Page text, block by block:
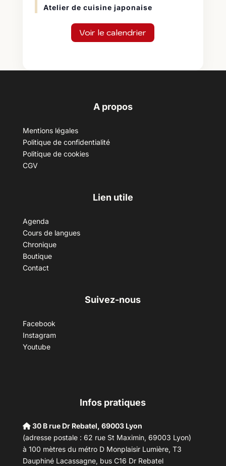
Atelier de cuisine japonaise
Voir le calendrier
A propos
Mentions légales
Politique de confidentialité
Politique de cookies
CGV
Lien utile
Agenda
Cours de langues
Chronique
Boutique
Contact
Suivez-nous
Facebook
Instagram
Youtube
Infos pratiques
30 B rue Dr Rebatel, 69003 Lyon
(adresse postale : 62 rue St Maximin, 69003 Lyon)
à 100 mètres du métro D Monplaisir Lumière, T3
Dauphiné Lacassagne, bus C16 Dr Rebatel